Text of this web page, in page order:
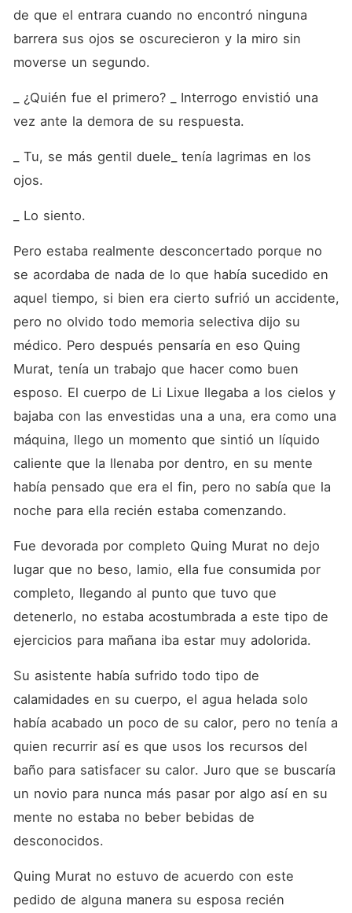
de que el entrara cuando no encontró ninguna
barrera sus ojos se oscurecieron y la miro sin
moverse un segundo.
_ ¿Quién fue el primero? _ Interrogo envistió una
vez ante la demora de su respuesta.
_ Tu, se más gentil duele_ tenía lagrimas en los
ojos.
_ Lo siento.
Pero estaba realmente desconcertado porque no
se acordaba de nada de lo que había sucedido en
aquel tiempo, si bien era cierto sufrió un accidente,
pero no olvido todo memoria selectiva dijo su
médico. Pero después pensaría en eso Quing
Murat, tenía un trabajo que hacer como buen
esposo. El cuerpo de Li Lixue llegaba a los cielos y
bajaba con las envestidas una a una, era como una
máquina, llego un momento que sintió un líquido
caliente que la llenaba por dentro, en su mente
había pensado que era el fin, pero no sabía que la
noche para ella recién estaba comenzando.
Fue devorada por completo Quing Murat no dejo
lugar que no beso, lamio, ella fue consumida por
completo, llegando al punto que tuvo que
detenerlo, no estaba acostumbrada a este tipo de
ejercicios para mañana iba estar muy adolorida.
Su asistente había sufrido todo tipo de
calamidades en su cuerpo, el agua helada solo
había acabado un poco de su calor, pero no tenía a
quien recurrir así es que usos los recursos del
baño para satisfacer su calor. Juro que se buscaría
un novio para nunca más pasar por algo así en su
mente no estaba no beber bebidas de
desconocidos.
Quing Murat no estuvo de acuerdo con este
pedido de alguna manera su esposa recién